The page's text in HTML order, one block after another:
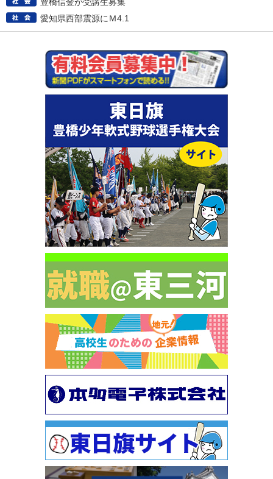
愛知県西部震源にＭ4.1